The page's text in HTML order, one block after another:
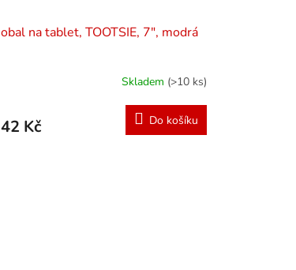
obal na tablet, TOOTSIE, 7", modrá
Skladem (>10 ks)
42 Kč Do košíku